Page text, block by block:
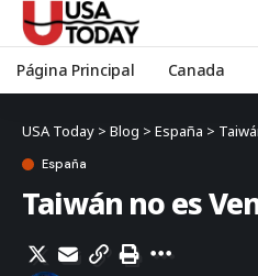
Página Principal Canada
USA Today > Blog > España >
España
Taiwán no es